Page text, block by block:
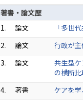
著書・論文歴
1.
論文
「多世
2.
論文
行政が
3.
論文
共生型
の横断
4.
著書
ケアを